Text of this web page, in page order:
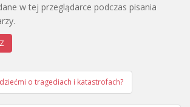
w tej przeglądarce podczas pisania
o tragediach i katastrofach?